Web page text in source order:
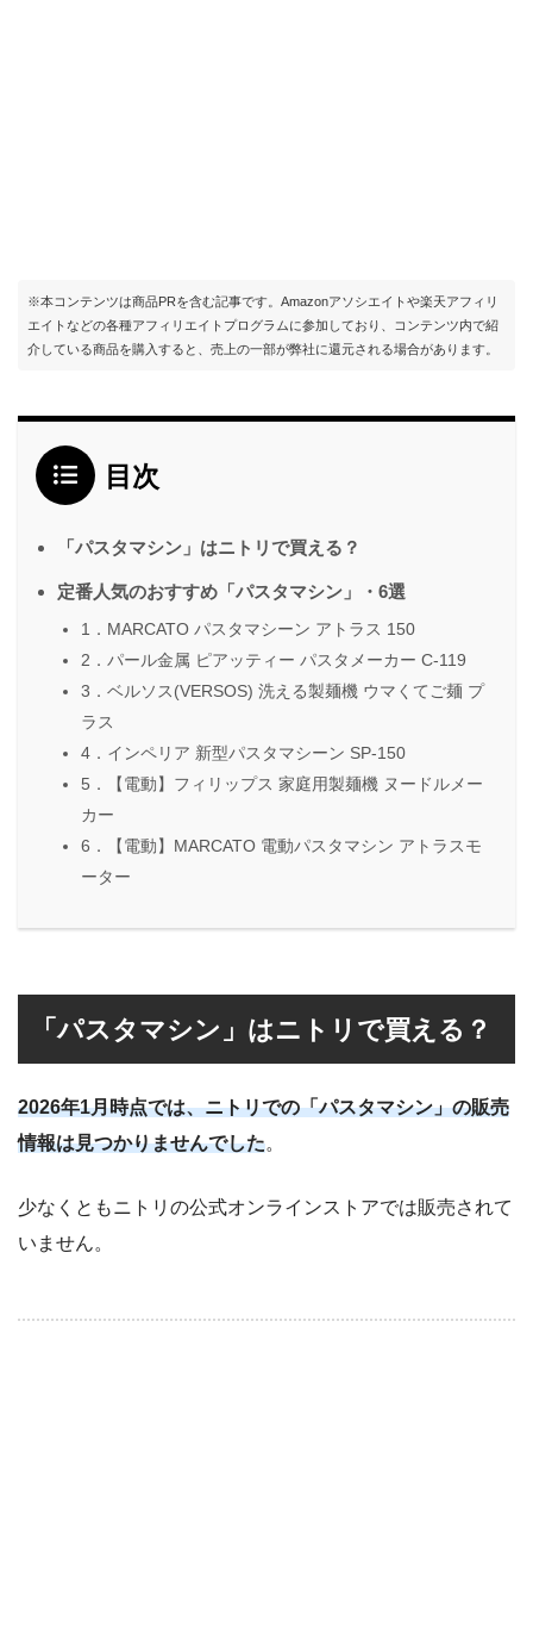
※本コンテンツは商品PRを含む記事です。Amazonアソシエイトや楽天アフィリ
エイトなどの各種アフィリエイトプログラムに参加しており、コンテンツ内で紹
介している商品を購入すると、売上の一部が弊社に還元される場合があります。
目次
「パスタマシン」はニトリで買える？
定番人気のおすすめ「パスタマシン」・6選
1．MARCATO パスタマシーン アトラス 150
2．パール金属 ピアッティー パスタメーカー C-119
3．ベルソス(VERSOS) 洗える製麺機 ウマくてご麺 プ
ラス
4．インペリア 新型パスタマシーン SP-150
5．【電動】フィリップス 家庭用製麺機 ヌードルメー
カー
6．【電動】MARCATO 電動パスタマシン アトラスモ
ーター
「パスタマシン」はニトリで買える？
2026年1月時点では、ニトリでの「パスタマシン」の販売
情報は見つかりませんでした。
少なくともニトリの公式オンラインストアでは販売されて
いません。